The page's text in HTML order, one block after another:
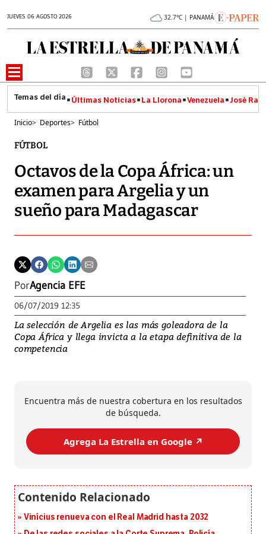
JUEVES 06 AGOSTO 2026 32.7°C | PANAMÁ
Últimas Noticias La Llorona Venezuela José
Inicio> Deportes> Fútbol
FÚTBOL
Octavos de la Copa África: un
examen para Argelia y un
sueño para Madagascar
PorAgencia EFE
06/07/2019 12:35
La selección de Argelia es las más goleadora de la
Copa África y llega invicta a la etapa definitiva de la
competencia
Encuentra más de nuestra cobertura en los resultados
de búsqueda.
Agrega La Estrella en Google ↗️
Vinícius renueva con el Real Madrid hasta 2032